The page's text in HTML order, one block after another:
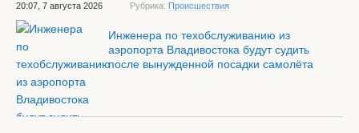
20:07, 7 августа 2026 Рубрика: Происшествия
Инженера по техобслуживанию из
аэропорта Владивостока будут судить
после вынужденной посадки самолёта